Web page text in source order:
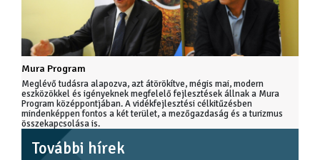
Mura Program
Meglévő tudásra alapozva, azt átörökítve, mégis mai, modern
eszközökkel és igényeknek megfelelő fejlesztések állnak a Mura
Program középpontjában. A vidékfejlesztési célkitűzésben
mindenképpen fontos a két terület, a mezőgazdaság és a turizmus
összekapcsolása is.
További hírek